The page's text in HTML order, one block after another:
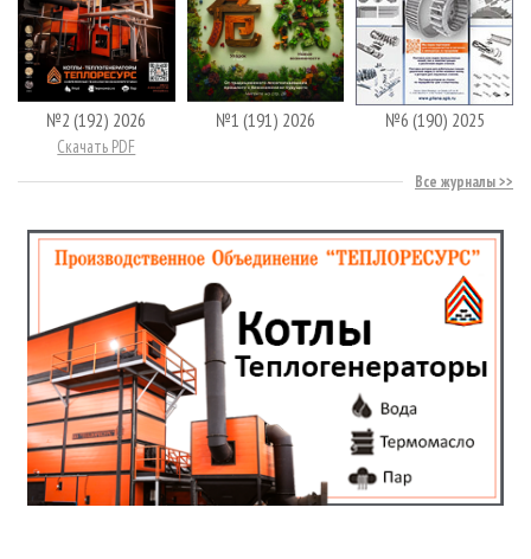
№2 (192) 2026
Скачать PDF
№1 (191) 2026 №6 (190) 2025
Все журналы